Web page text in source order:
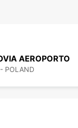
AEROPORTO
POLAND